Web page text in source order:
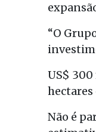
“O
US$
Não é